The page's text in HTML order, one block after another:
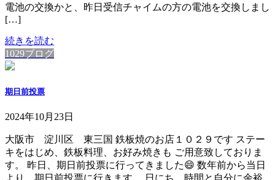
電池の交換かと、昨日受信チャイムの方の電池を交換しまし
[…]
続きを読む
1029ブログ
期日前投票
2024年10月23日
大阪市 淀川区 東三国 鉄板焼のお店１０２９です ステー
キをはじめ、鉄板料理、お好み焼きも ご用意致しておりま
す。 昨日、期日前投票に行ってきました😄 数年前から当日
より、期日前投票に行きます。 日にち、時間と自分に余裕